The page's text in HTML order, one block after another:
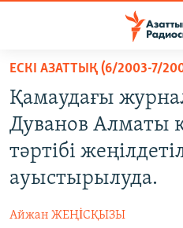
Skip
main
content
Skip
main
Skip
САЯСАТ
AZATTYQTV
ЕСКІ АЗАТТЫҚ (6/2003-7/
Қамаудағы
Дуванов Алматы
тәртібі
ауыстырылуда.
Айжан ЖЕҢİСҚЫЗЫ